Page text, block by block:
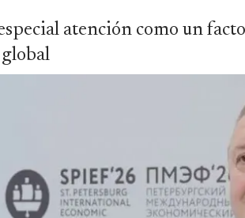
atención como un